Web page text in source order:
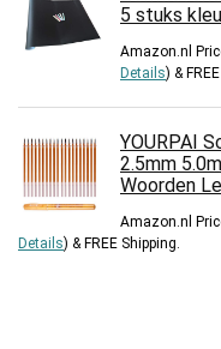
5 stuks
Amazon.nl
Details) &
YOURPAI
2.5mm
Woorden
Amazon.nl
Details) & FREE Shipping.